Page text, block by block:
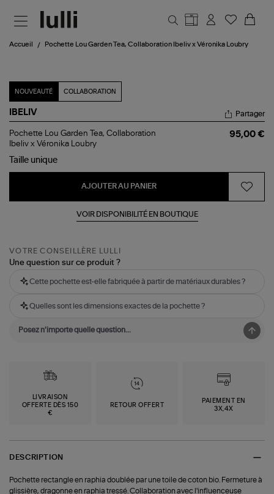
Accueil Pochette Lou Garden Tea, Collaboration Ibeliv x Véronika Loubry
NOUVEAUTÉ COLLABORATION
IBELIV
Pochette
Lou
Tea,
Collaboration
Véronika
Partager
Pochette Lou Garden Tea, Collaboration
Ibeliv x Véronika Loubry
95,00 €
Taille unique
AJOUTER AU PANIER
VOIR DISPONIBILITÉ EN BOUTIQUE
VOTRE CONSEILLÈRE LULLI
Une question sur ce produit ?
Cette pochette est-elle fabriquée à partir de matériaux durables ?
Quelles sont les dimensions exactes de la pochette ?
LIVRAISON
OFFERTE DÈS 150
€
RETOUR OFFERT
PAIEMENT EN
3X,4X
DESCRIPTION
Pochette rectangle en raphia doublée par une toile de coton bio. Fermeture à
glissière, dragonne en raphia tressé. Collaboration avec l'influenceuse